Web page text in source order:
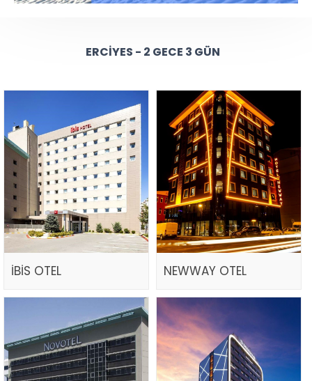
ERCIYES - 2 GECE 3 GÜN
İBİS OTEL NEWWAY OTEL